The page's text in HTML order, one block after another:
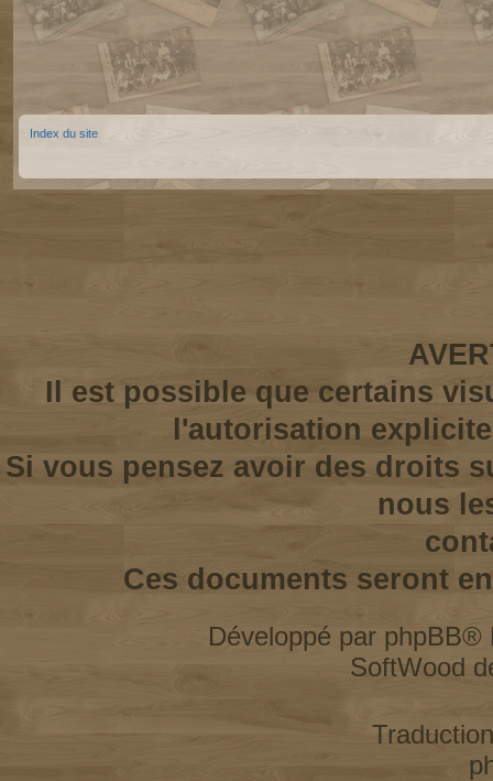
Index du site
Il est possible que certains
l'autorisation
Si vous pensez avoir des droits
nous
Ces documents seront
Développé par phpBB®
SoftWood